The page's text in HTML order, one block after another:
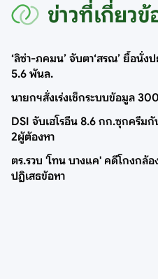
ข่าวที่เกี่ยวข้
‘ลิซ่า-ภคมน’ จับตา‘สรณ’ ยื้อนั่ง
5.6 พันล.
นายกฯสั่งเร่งเช็กระบบข้อมูล
DSI จับเฮโรอีน 8.6 กก.ซุกครีม
2ผู้ต้องหา
ตร.รวบ 'โทน บางแค' คดีโกงกล้
ปฏิเสธข้อหา